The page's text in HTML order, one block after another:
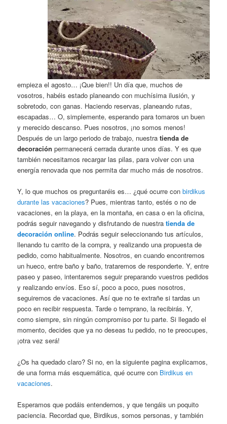
empieza el agosto… ¡Que bien!! Un día que, muchos de
vosotros, habéis estado planeando con muchísima ilusión, y
sobretodo, con ganas. Haciendo reservas, planeando rutas,
escapadas… O, simplemente, esperando para tomaros un buen
y merecido descanso. Pues nosotros, ¡no somos menos!
Después de un largo periodo de trabajo, nuestratienda de
decoración permanecerá cerrada durante unos días. Y es que
también necesitamos recargar las pilas, para volver con una
energía renovada que nos permita dar mucho más de nosotros.
Y, lo que muchos os preguntaréis es… ¿qué ocurre conbirdikus
durante las vacaciones? Pues, mientras tanto, estés o no de
vacaciones, en la playa, en la montaña, en casa o en la oficina,
podrás seguir navegando y disfrutando de nuestratienda de
decoración online. Podrás seguir seleccionando tus artículos,
llenando tu carrito de la compra, y realizando una propuesta de
pedido, como habitualmente. Nosotros, en cuando encontremos
un hueco, entre baño y baño, trataremos de responderte. Y, entre
paseo y paseo, intentaremos seguir preparando vuestros pedidos
y realizando envíos. Eso sí, poco a poco, pues nosotros,
seguiremos de vacaciones. Así que no te extrañe si tardas un
poco en recibir respuesta. Tarde o temprano, la recibirás. Y,
como siempre, sin ningún compromiso por tu parte. Si llegado el
momento, decides que ya no deseas tu pedido, no te preocupes,
¡otra vez será!
¿Os ha quedado claro? Si no, en la siguiente pagina explicamos,
de una forma más esquemática, qué ocurre con Birdikus en
vacaciones.
Esperamos que podáis entendernos, y que tengáis un poquito
paciencia. Recordad que, Birdikus, somos personas, y también